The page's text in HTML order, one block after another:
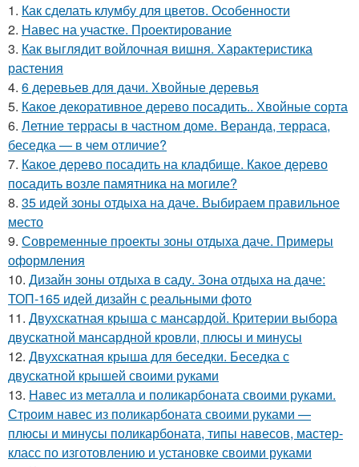
1. Как сделать клумбу для цветов. Особенности
2. Навес на участке. Проектирование
3. Как выглядит войлочная вишня. Характеристика
растения
4. 6 деревьев для дачи. Хвойные деревья
5. Какое декоративное дерево посадить.. Хвойные сорта
6. Летние террасы в частном доме. Веранда, терраса,
беседка — в чем отличие?
7. Какое дерево посадить на кладбище. Какое дерево
посадить возле памятника на могиле?
8. 35 идей зоны отдыха на даче. Выбираем правильное
место
9. Современные проекты зоны отдыха даче. Примеры
оформления
10. Дизайн зоны отдыха в саду. Зона отдыха на даче:
ТОП-165 идей дизайн с реальными фото
11. Двухскатная крыша с мансардой. Критерии выбора
двускатной мансардной кровли, плюсы и минусы
12. Двухскатная крыша для беседки. Беседка с
двускатной крышей своими руками
13. Навес из металла и поликарбоната своими руками.
Строим навес из поликарбоната своими руками —
плюсы и минусы поликарбоната, типы навесов, мастер-
класс по изготовлению и установке своими руками